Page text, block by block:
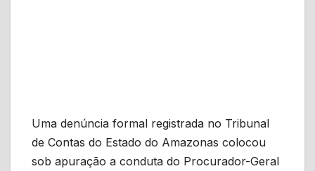
Uma denúncia formal registrada no Tribunal
de Contas do Estado do Amazonas colocou
sob apuração a conduta do Procurador-Geral